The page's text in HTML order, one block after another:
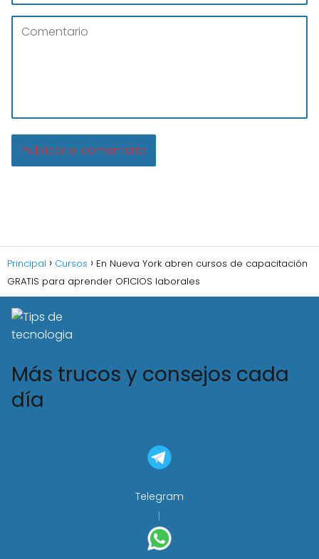
Principal Cursos
En Nueva York abren cursos de capacitación
GRATIS para aprender OFICIOS laborales
Más trucos y consejos cada
día
Telegram